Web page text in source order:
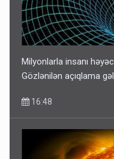
Milyonlarla insanı
Gözlənilən açıqlama
16:48